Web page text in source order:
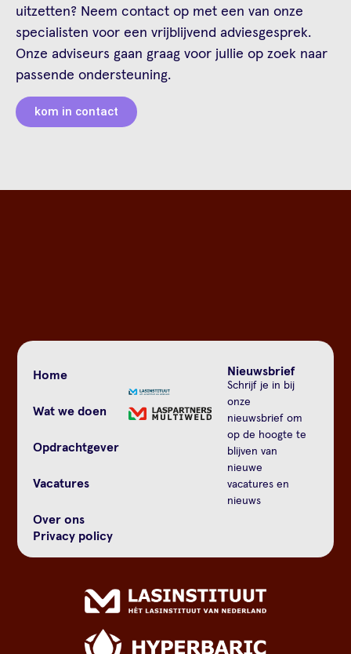
uitzetten? Neem contact op met een van onze
specialisten voor een vrijblijvend adviesgesprek.
Onze adviseurs gaan graag voor jullie op zoek naar
passende ondersteuning.
kom in contact
Home
Wat we doen
Opdrachtgever
Vacatures
Over ons
Privacy policy
Nieuwsbrief
Schrijf je in bij
onze
nieuwsbrief om
op de hoogte te
blijven van
nieuwe
vacatures en
nieuws